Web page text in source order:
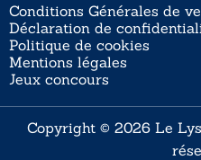
Conditions Générales de
Déclaration de
Politique de cookies
Mentions légales
Jeux concours
Copyright © 2026 Le